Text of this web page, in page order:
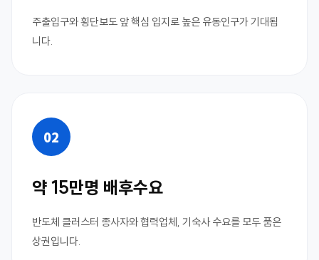
주출입구와 횡단보도 앞 핵심 입지로 높은 유동인구가 기대됩
니다.
02
약 15만명 배후수요
반도체 클러스터 종사자와 협력업체, 기숙사 수요를 모두 품은
상권입니다.